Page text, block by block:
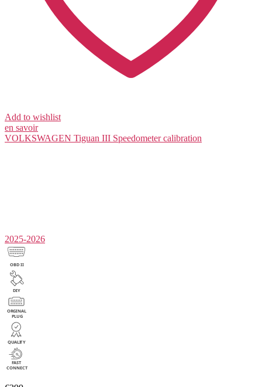
Add to wishlist
en savoir
VOLKSWAGEN Tiguan III Speedometer calibration
2025-2026